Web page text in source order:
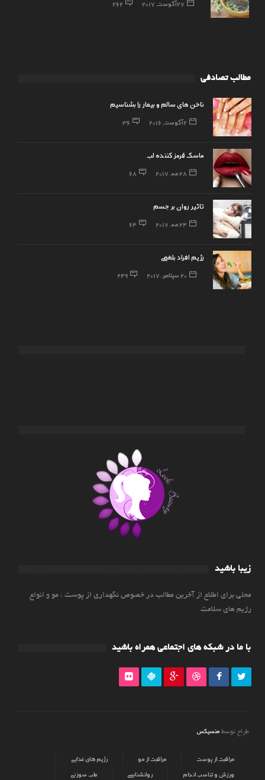
27 آگوست, 2017 262
مطالب تصادفی
ناخن های سالم و بیمار را بشناسیم
2 آگوست, 2016 36
ماسک قرمز کننده لب
28 مه, 2017 68
تاثیر روان بر جسم
24 مه, 2017 64
رژیم افراد بلغمی
20 سپتامبر, 2017 249
زیبا باشید
محلی برای اطلاع از آخرین مطالب در خصوص نگهداری از پوست ، مو و انواع
رژیم های سلامت
با ما در شبکه های اجتماعی همراه باشید
طراح توسط منسیکس
مراقبت از پوست مراقبت از مو
رژیم های غذایی
ورزش و تناسب اندام
روانشناسی طب سوزنی